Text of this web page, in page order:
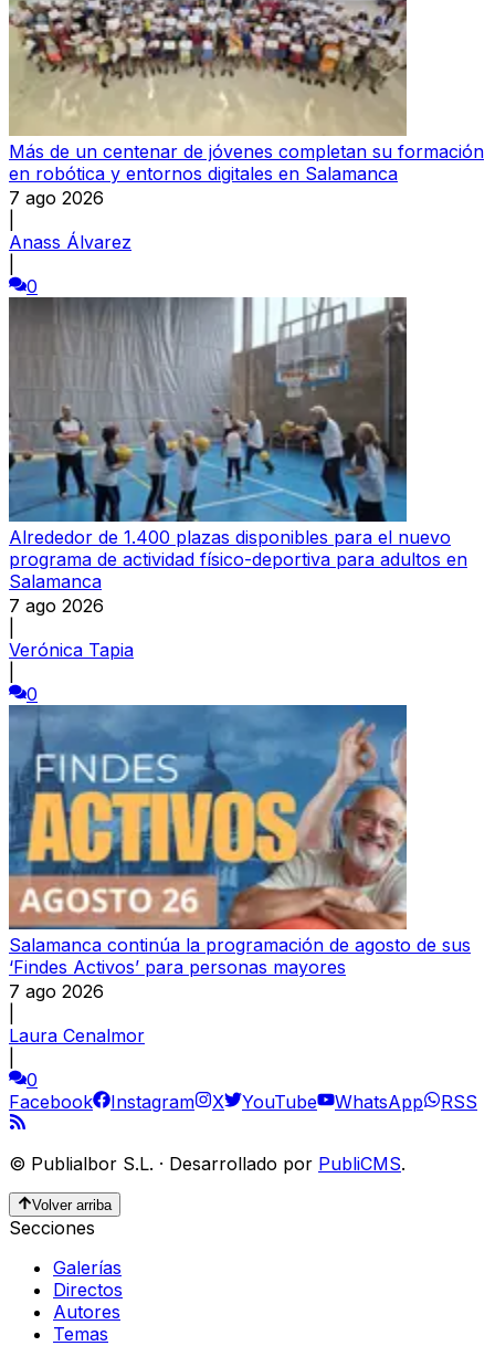
Más de un centenar de jóvenes completan su formación
en robótica y entornos digitales en Salamanca
7 ago 2026
Anass Álvarez
0
Alrededor de 1.400 plazas disponibles para el nuevo
programa de actividad físico-deportiva para adultos en
Salamanca
7 ago 2026
Verónica Tapia
0
Salamanca continúa la programación de agosto de sus
‘Findes Activos’ para personas mayores
7 ago 2026
Laura Cenalmor
0
Facebook
Instagram X YouTube WhatsApp RSS
© Publialbor S.L. · Desarrollado por PubliCMS.
Volver arriba
Secciones
Galerías
Directos
Autores
Temas